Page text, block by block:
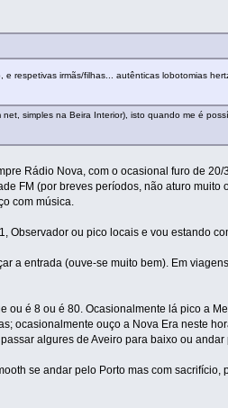
respetivas irmãs/filhas... autênticas lobotomias
simples na Beira Interior), isto quando me é
Rádio Nova, com o ocasional furo de 20/
FM (por breves períodos, não aturo muito
com música.
Observador ou pico locais e vou estando
a entrada (ouve-se muito bem). Em
ou é 8 ou é 80. Ocasionalmente lá pico a
ocasionalmente ouço a Nova Era neste
algures de Aveiro para baixo ou andar
se andar pelo Porto mas com sacrifício,